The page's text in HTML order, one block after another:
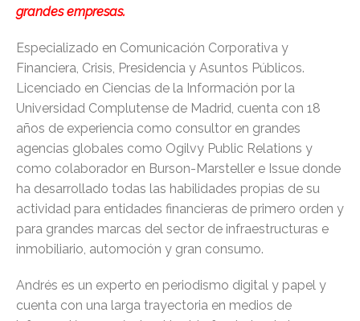
grandes empresas.
Especializado en Comunicación Corporativa y
Financiera, Crisis, Presidencia y Asuntos Públicos.
Licenciado en Ciencias de la Información por la
Universidad Complutense de Madrid, cuenta con 18
años de experiencia como consultor en grandes
agencias globales como Ogilvy Public Relations y
como colaborador en Burson-Marsteller e Issue donde
ha desarrollado todas las habilidades propias de su
actividad para entidades financieras de primero orden y
para grandes marcas del sector de infraestructuras e
inmobiliario, automoción y gran consumo.
Andrés es un experto en periodismo digital y papel y
cuenta con una larga trayectoria en medios de